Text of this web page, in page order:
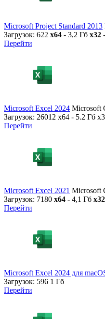
Microsoft Project Standard 2013
Загрузок: 622 x64 - 3,2 Гб x32
Перейти
Microsoft Excel 2024 Microsoft
Загрузок: 26012 x64 - 5.2 Гб
Перейти
Microsoft Excel 2021 Microsoft
Загрузок: 7180 x64 - 4,1 Гб x32
Перейти
Microsoft Excel 2024 для
Загрузок: 596 1 Гб
Перейти